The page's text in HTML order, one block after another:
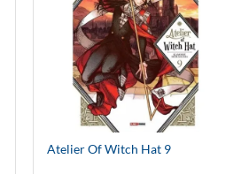
Atelier Of Witch Hat 9